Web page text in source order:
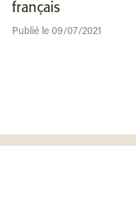
français
Publié le 09/07/2021